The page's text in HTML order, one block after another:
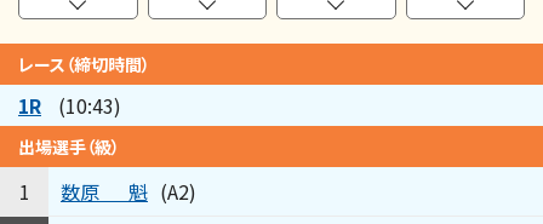
レース（締切時間）
1R (10:43)
出場選手（級）
1 数原 魁 (A2)